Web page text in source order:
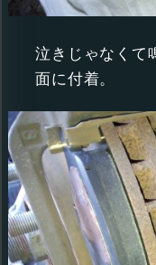
泣きじゃなくて
面に付着。